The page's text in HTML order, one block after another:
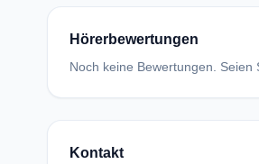
Hörerbewertungen
Noch keine Bewertungen.
Kontakt